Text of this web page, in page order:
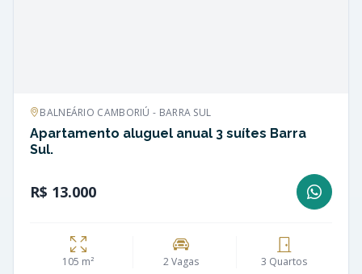
BALNEÁRIO CAMBORIÚ - BARRA SUL
Apartamento aluguel anual 3 suítes Barra
Sul.
R$ 13.000
105 m² 2 Vagas 3 Quartos